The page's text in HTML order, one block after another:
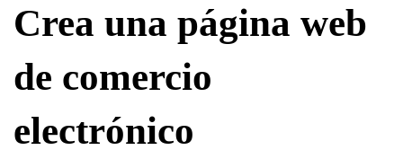
Crea una página web
de comercio
electrónico